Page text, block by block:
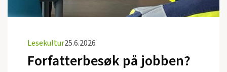
Lesekultur25.6.2026
Forfatterbesøk på jobben?